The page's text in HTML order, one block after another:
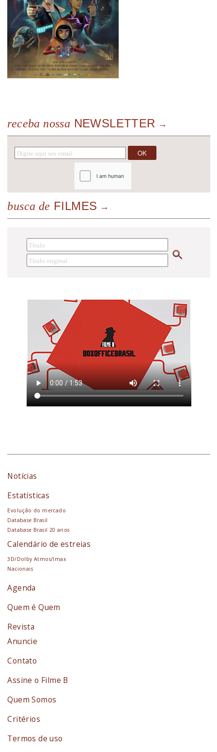
receba nossa NEWSLETTER
busca de FILMES
Notícias
Estatísticas
Evolução do mercado
Database Brasil
Database Brasil 20 anos
Calendário de estreias
3D/Dolby Atmos/Imax
Nacionais
Agenda
Quem é Quem
Revista
Anuncie
Contato
Assine o Filme B
Quem Somos
Critérios
Termos de uso